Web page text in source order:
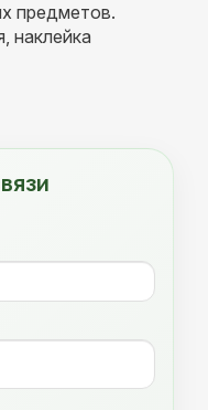
предметов.
наклейка